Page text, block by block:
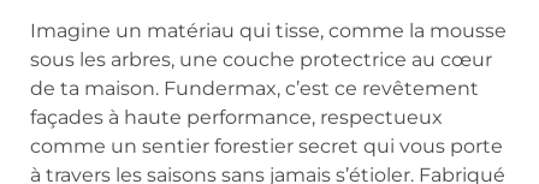
Imagine un matériau qui tisse, comme la mousse
sous les arbres, une couche protectrice au cœur
de ta maison. Fundermax, c’est ce revêtement
façades à haute performance, respectueux
comme un sentier forestier secret qui vous porte
à travers les saisons sans jamais s’étioler. Fabriqué